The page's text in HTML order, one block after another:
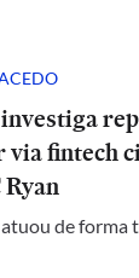
fintech
de forma